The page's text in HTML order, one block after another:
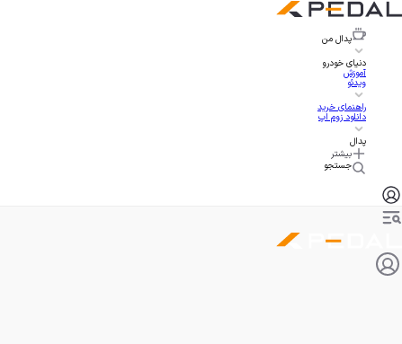
پدال من
دنیای خودرو
آموزش
ویدئو
راهنمای خرید
دانلود زوم اپ
پدال
بیشتر
جستجو